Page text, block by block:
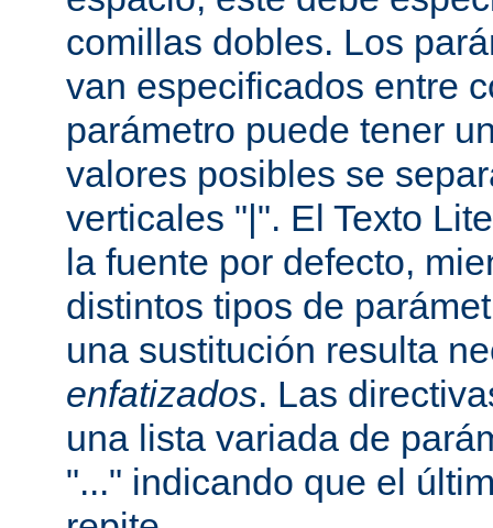
comillas dobles. Los
van especificados entre
parámetro puede tener
valores posibles se
verticales "|". El Texto
la fuente por defecto,
distintos tipos de
una sustitución resulta
enfatizados. Las
una lista variada de
"..." indicando que el